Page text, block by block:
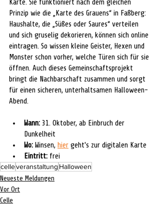
Karte. Sie funktioniert nach dem gleichen
Prinzip wie die „Karte des Grauens“ in Faßberg:
Haushalte, die „Süßes oder Saures“ verteilen
und sich gruselig dekorieren, können sich online
eintragen. So wissen kleine Geister, Hexen und
Monster schon vorher, welche Türen sich für sie
öffnen. Auch dieses Gemeinschaftsprojekt
bringt die Nachbarschaft zusammen und sorgt
für einen sicheren, unterhaltsamen Halloween-
Abend.
Wann: 31. Oktober, ab Einbruch der
Dunkelheit
Wo: Winsen, hier geht's zur digitalen Karte
Eintritt: frei
celleveranstaltung Halloween
Neueste Meldungen
Vor Ort
Celle